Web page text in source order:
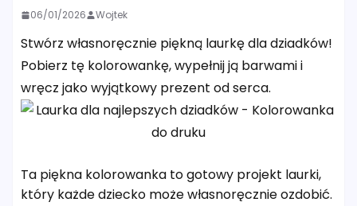
06/01/2026 Wojtek
Stwórz własnoręcznie piękną laurkę dla dziadków!
Pobierz tę kolorowankę, wypełnij ją barwami i
wręcz jako wyjątkowy prezent od serca.
Ta piękna kolorowanka to gotowy projekt laurki,
który każde dziecko może własnoręcznie ozdobić.